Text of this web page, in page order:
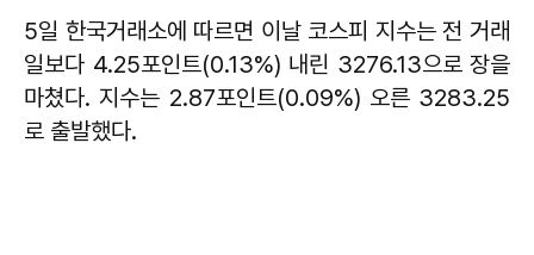
5일 한국거래소에 따르면 이날 코스피 지수는 전 거래
일보다 4.25포인트(0.13%) 내린 3276.13으로 장을
마쳤다. 지수는 2.87포인트(0.09%) 오른 3283.25
로 출발했다.